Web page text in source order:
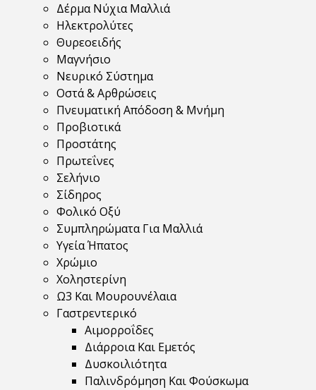
Δέρμα Νύχια Μαλλιά
Ηλεκτρολύτες
Θυρεοειδής
Μαγνήσιο
Νευρικό Σύστημα
Οστά & Αρθρώσεις
Πνευματική Απόδοση & Μνήμη
Προβιοτικά
Προστάτης
Πρωτεΐνες
Σελήνιο
Σίδηρος
Φολικό Οξύ
Συμπληρώματα Για Μαλλιά
Υγεία Ήπατος
Χρώμιο
Χοληστερίνη
Ω3 Και Μουρουνέλαια
Γαστρεντερικό
Αιμορροΐδες
Διάρροια Και Εμετός
Δυσκοιλιότητα
Παλινδρόμηση Και Φούσκωμα